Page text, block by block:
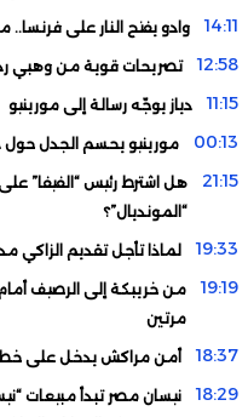
14:11 وادو يفتح النار على فرنسا..
12:58 تصريحات قوية من وهبي ردا
11:15 دياز يوجّه رسالة إلى مورينيو
00:13 مورينيو يحسم الجدل حول
21:15
هل اشترط رئيس “الفيفا”
“المونديال”؟
19:33 لماذا تأجل تقديم الزاكي
19:19
من خريبكة إلى الرصيف
مرتين
18:37 أمن مراكش يدخل على خط
18:29
نيسان مصر تبدأ مبيعات